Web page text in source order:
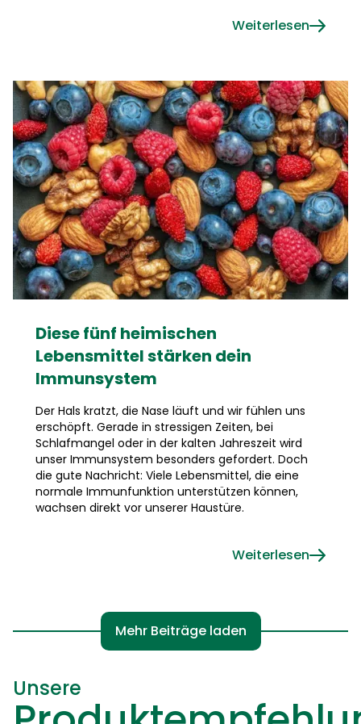
Weiterlesen
Diese fünf heimischen
Lebensmittel stärken dein
Immunsystem
Der Hals kratzt, die Nase läuft und wir fühlen uns
erschöpft. Gerade in stressigen Zeiten, bei
Schlafmangel oder in der kalten Jahreszeit wird
unser Immunsystem besonders gefordert. Doch
die gute Nachricht: Viele Lebensmittel, die eine
normale Immunfunktion unterstützen können,
wachsen direkt vor unserer Haustüre.
Weiterlesen
Mehr Beiträge laden
Unsere